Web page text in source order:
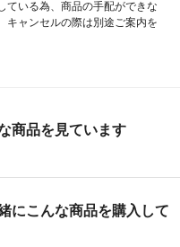
いる為、商品の手配ができな
キャンセルの際は別途ご案内を
商品を見ています
にこんな商品を購入して